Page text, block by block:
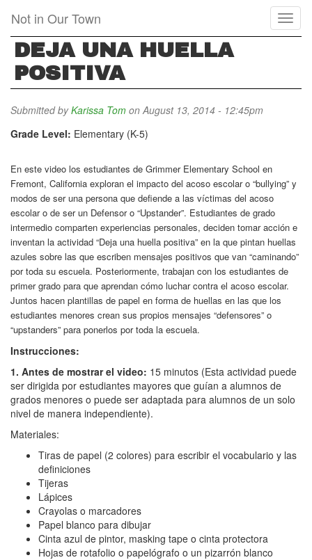
main
content
Not in Our Town
DEJA UNA HUELLA
POSITIVA
Submitted byKarissa Tom on August 13, 2014 - 12:45pm
Grade Level: Elementary (K-5)
En este video los estudiantes de Grimmer Elementary School en
Fremont, California exploran el impacto del acoso escolar o “bullying” y
modos de ser una persona que defiende a las víctimas del acoso
escolar o de ser un Defensor o “Upstander”. Estudiantes de grado
intermedio comparten experiencias personales, deciden tomar acción e
inventan la actividad “Deja una huella positiva” en la que pintan huellas
azules sobre las que escriben mensajes positivos que van “caminando”
por toda su escuela. Posteriormente, trabajan con los estudiantes de
primer grado para que aprendan cómo luchar contra el acoso escolar.
Juntos hacen plantillas de papel en forma de huellas en las que los
estudiantes menores crean sus propios mensajes “defensores” o
“upstanders” para ponerlos por toda la escuela.
Instrucciones:
1. Antes de mostrar el video: 15 minutos (Esta actividad puede
ser dirigida por estudiantes mayores que guían a alumnos de
grados menores o puede ser adaptada para alumnos de un solo
nivel de manera independiente).
Materiales:
Tiras de papel (2 colores) para escribir el vocabulario y las
definiciones
Tijeras
Lápices
Crayolas o marcadores
Papel blanco para dibujar
Cinta azul de pintor, masking tape o cinta protectora
Hojas de rotafolio o papelógrafo o un pizarrón blanco